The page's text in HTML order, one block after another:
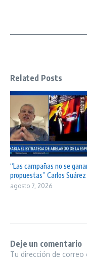
Related Posts
“Las campañas no se
propuestas” Carlos Suárez
agosto 7, 2026
Deje un comentario
Tu dirección de